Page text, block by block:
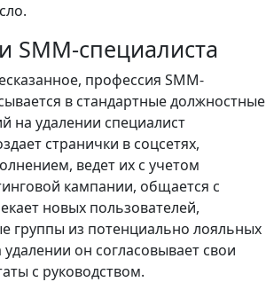
SMM-специалиста
профессия SMM-
в стандартные должностные
на удалении специалист
странички в соцсетях,
ведет их с учетом
кампании, общается с
новых пользователей,
группы из потенциально лояльных
он согласовывает свои
с руководством.